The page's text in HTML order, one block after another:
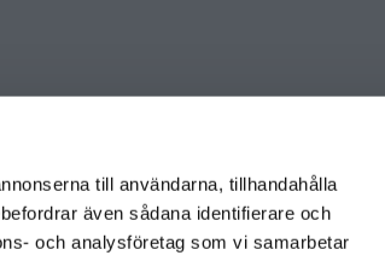
till användarna, tillhandahålla
även sådana identifierare och
och analysföretag som vi samarbetar